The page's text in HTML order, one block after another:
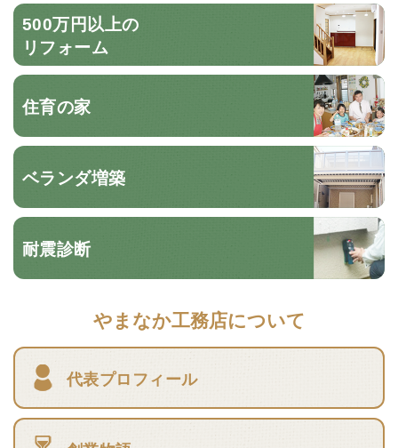
500万円以上の
リフォーム
住育の家
ベランダ増築
耐震診断
やまなか工務店について
代表プロフィール